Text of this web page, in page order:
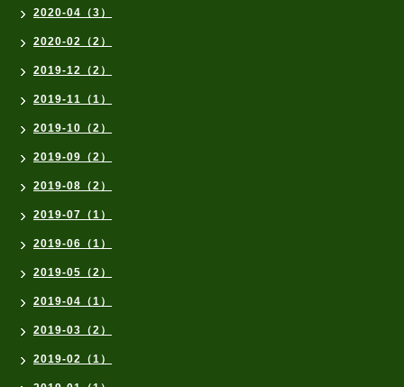
2020-04（3）
2020-02（2）
2019-12（2）
2019-11（1）
2019-10（2）
2019-09（2）
2019-08（2）
2019-07（1）
2019-06（1）
2019-05（2）
2019-04（1）
2019-03（2）
2019-02（1）